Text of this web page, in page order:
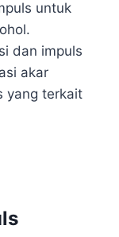
untuk
dan impuls
akar
yang terkait